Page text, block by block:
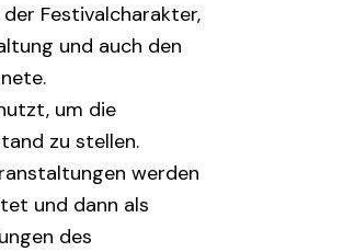
Festivalcharakter,
und auch den
um die
zu stellen.
werden
und dann als
des